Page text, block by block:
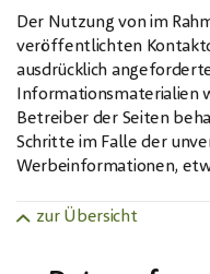
Der Nutzung von im
veröffentlichten
ausdrücklich
Informationsmaterialien
Betreiber der Seiten
Schritte im Falle der
Werbeinformationen,
zur Übersicht